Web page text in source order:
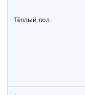
Тёплый пол